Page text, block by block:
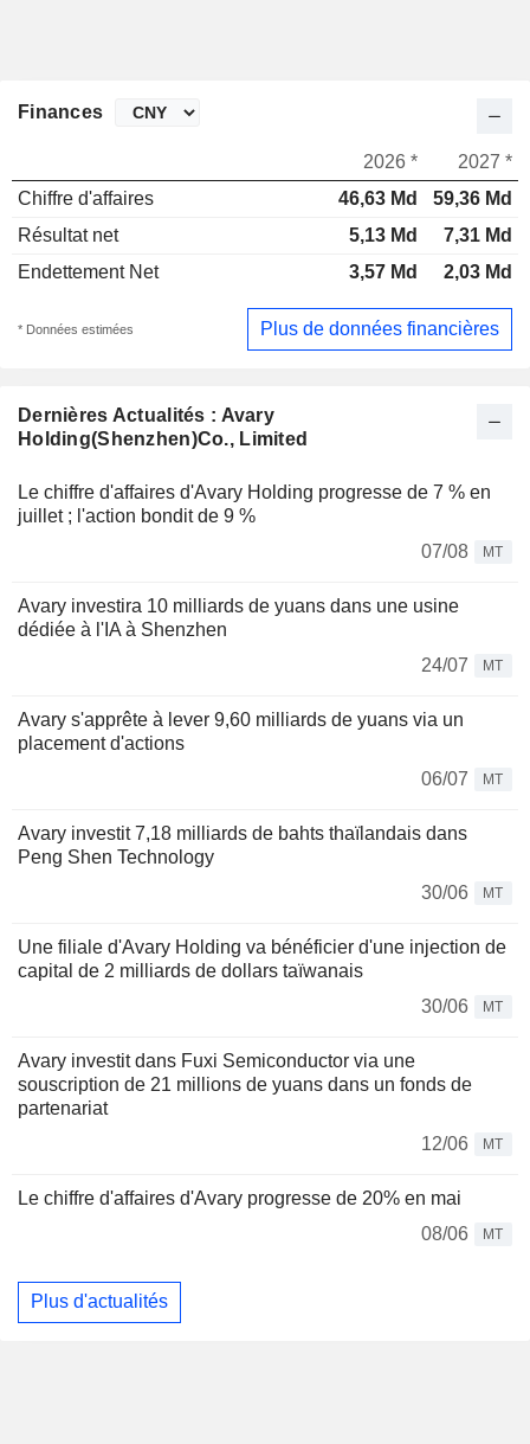
Dernières Actualités : Avary
Holding(Shenzhen)Co., Limited
Le chiffre d'affaires d'Avary Holding progresse de 7 % en
juillet ; l'action bondit de 9 %
07/08
MT
Avary investira 10 milliards de yuans dans une usine
dédiée à l'IA à Shenzhen
24/07
MT
Avary s'apprête à lever 9,60 milliards de yuans via un
placement d'actions
06/07
MT
Avary investit 7,18 milliards de bahts thaïlandais dans
Peng Shen Technology
30/06
MT
Une filiale d'Avary Holding va bénéficier d'une injection de
capital de 2 milliards de dollars taïwanais
30/06
MT
Avary investit dans Fuxi Semiconductor via une
souscription de 21 millions de yuans dans un fonds de
partenariat
12/06
MT
Le chiffre d'affaires d'Avary progresse de 20% en mai
08/06
MT
Plus d'actualités
Finances
2026 *
2027 *
Chiffre d'affaires
46,63 Md
59,36 Md
Résultat net
5,13 Md
7,31 Md
Endettement Net
3,57 Md 2,03 Md
* Données estimées Plus de données financières